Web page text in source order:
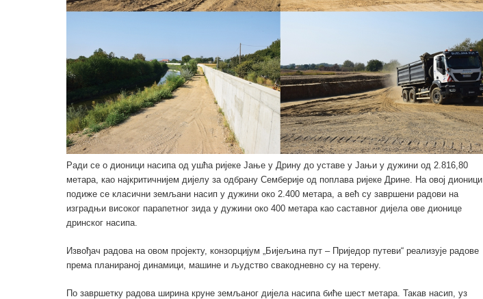
Ради се о дионици насипа од ушћа ријеке Јање у Дрину до уставе у Јањи у дужини од 2.816,80
метара, као најкритичнијем дијелу за одбрану Семберије од поплава ријеке Дрине. На овој дионици
подиже се класични земљани насип у дужини око 2.400 метара, а већ су завршени радови на
изградњи високог парапетног зида у дужини око 400 метара као саставног дијела ове дионице
дринског насипа.
Извођач радова на овом пројекту, конзорцијум „Бијељина пут – Приједор путеви“ реализује радове
према планираној динамици, машине и људство свакодневно су на терену.
По завршетку радова ширина круне земљаног дијела насипа биће шест метара. Такав насип, уз